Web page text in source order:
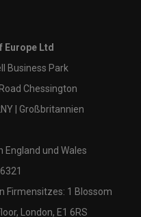
Europe Ltd
Business Park
Chessington
| Großbritannien
England und Wales
Firmensitzes: 1 Blossom
London, E1 6RS